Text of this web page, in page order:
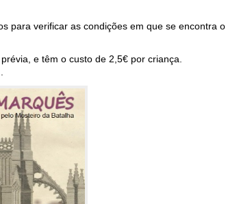
para verificar as condições em que se encontra o
e têm o custo de 2,5€ por criança.